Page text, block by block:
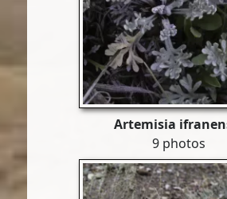
Artemisia
9 photos